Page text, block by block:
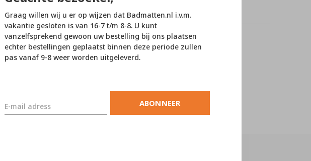
Graag willen wij u er op wijzen dat Badmatten.nl i.v.m.
vakantie gesloten is van 16-7 t/m 8-8. U kunt
vanzelfsprekend gewoon uw bestelling bij ons plaatsen
echter bestellingen geplaatst binnen deze periode zullen
pas vanaf 9-8 weer worden uitgeleverd.
ABONNEER
Seen 2 of the 2 products